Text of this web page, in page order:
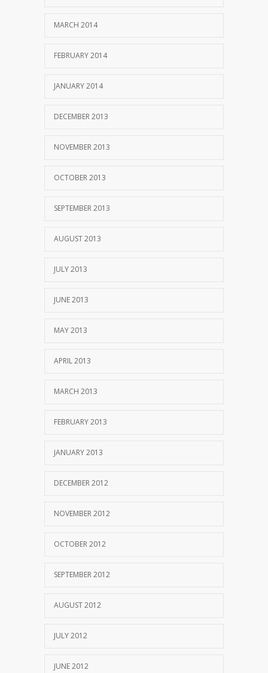
MARCH 2014
FEBRUARY 2014
JANUARY 2014
DECEMBER 2013
NOVEMBER 2013
OCTOBER 2013
SEPTEMBER 2013
AUGUST 2013
JULY 2013
JUNE 2013
MAY 2013
APRIL 2013
MARCH 2013
FEBRUARY 2013
JANUARY 2013
DECEMBER 2012
NOVEMBER 2012
OCTOBER 2012
SEPTEMBER 2012
AUGUST 2012
JULY 2012
JUNE 2012